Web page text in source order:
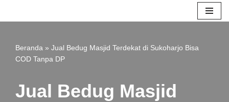
konten
Beranda » Jual Bedug Masjid Terdekat di Sukoharjo Bisa
COD Tanpa DP
Jual Bedug Masjid